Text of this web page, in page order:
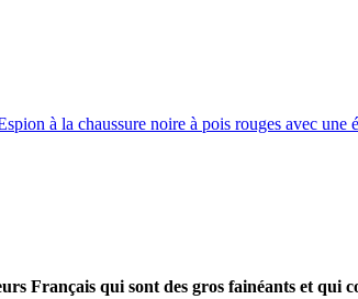
à la chaussure noire à pois rouges avec une
Français qui sont des gros fainéants et qui